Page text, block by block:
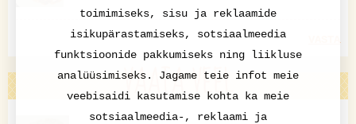
VAATA VEEL
toimimiseks, sisu ja reklaamide
isikupärastamiseks, sotsiaalmeedia
funktsioonide pakkumiseks ning liikluse
analüüsimiseks. Jagame teie infot meie
veebisaidi kasutamise kohta ka meie
sotsiaalmeedia-, reklaami ja